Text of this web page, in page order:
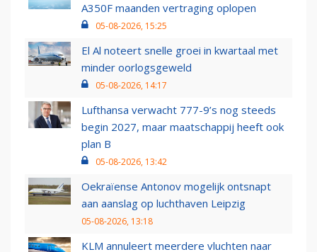
A350F maanden vertraging oplopen
05-08-2026, 15:25
El Al noteert snelle groei in kwartaal met
minder oorlogsgeweld
05-08-2026, 14:17
Lufthansa verwacht 777-9’s nog steeds
begin 2027, maar maatschappij heeft ook
plan B
05-08-2026, 13:42
Oekraïense Antonov mogelijk ontsnapt
aan aanslag op luchthaven Leipzig
05-08-2026, 13:18
KLM annuleert meerdere vluchten naar